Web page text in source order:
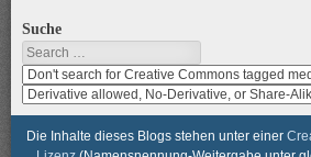
Suche
Search
Search
media
for
usage
rights
search
media
for
modification
Die Inhalte dieses Blogs stehen unter einer